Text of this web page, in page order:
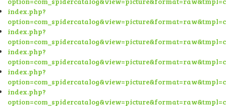
index.php?
index.php?
index.php?
index.php?
index.php?